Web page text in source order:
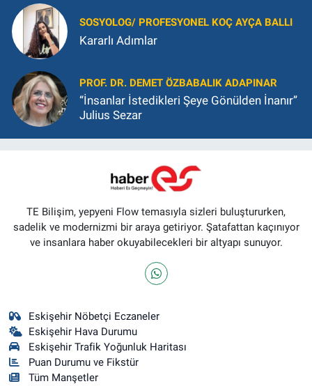
SOSYOLOG/ PROFESYONEL KOÇ AYÇA BALLI
Kararlı Adımlar
PROF. DR. DEMET ÖZBABALIK ADAPINAR
“İnsanlar İstedikleri Şeye Gönülden İnanır”
Julius Sezar
TE Bilişim, yepyeni Flow temasıyla sizleri buluştururken,
sadelik ve modernizmi bir araya getiriyor. Şatafattan kaçınıyor
ve insanlara haber okuyabilecekleri bir altyapı sunuyor.
Eskişehir Nöbetçi Eczaneler
Eskişehir Hava Durumu
Eskişehir Trafik Yoğunluk Haritası
Puan Durumu ve Fikstür
Tüm Manşetler